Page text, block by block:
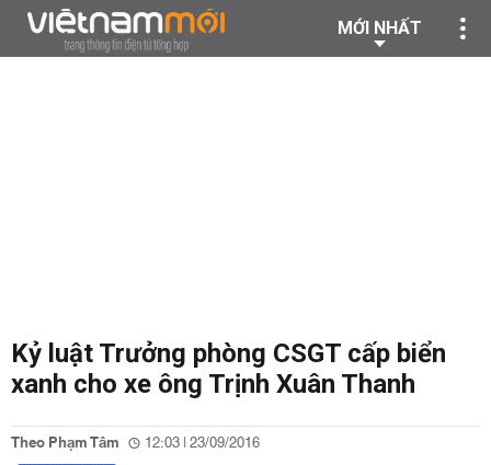
MỚI NHẤT
Kỷ luật Trưởng phòng CSGT cấp biển
xanh cho xe ông Trịnh Xuân Thanh
Theo Phạm Tâm 12:03 | 23/09/2016